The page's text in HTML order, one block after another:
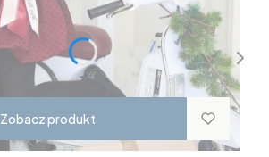
Zobacz produkt